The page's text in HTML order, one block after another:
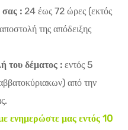
: 24 έως 72 ώρες (εκτός
της απόδειξης
του δέματος : εντός 5
από την
ενημερώστε μας εντός 10